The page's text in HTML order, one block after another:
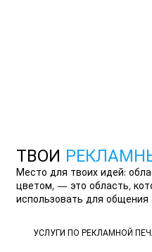
ТВОИ
Место для твоих идей:
цветом, — это область,
использовать для общения
УСЛУГИ ПО РЕКЛАМНОЙ